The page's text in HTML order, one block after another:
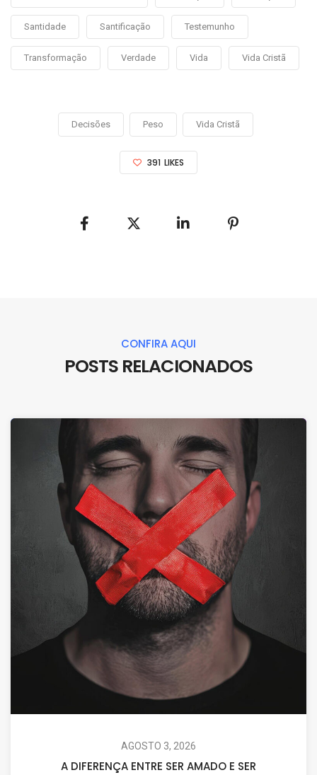
Santidade Santificação Testemunho
Transformação Verdade Vida Vida Cristã
Decisões Peso Vida Cristã
391 LIKES
CONFIRA AQUI
POSTS RELACIONADOS
AGOSTO 3, 2026
A DIFERENÇA ENTRE SER AMADO E SER